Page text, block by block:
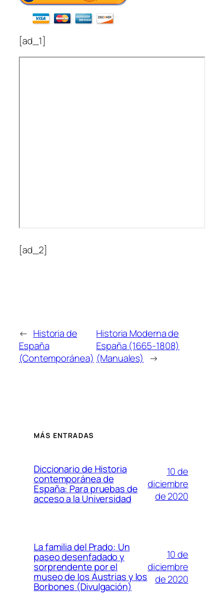
[ad_1]
[ad_2]
← Historia de
España
(Contemporánea)
Historia Moderna de
España (1665-1808)
(Manuales) →
MÁS ENTRADAS
Diccionario de Historia
contemporánea de
España: Para pruebas de
acceso a la Universidad
10 de
diciembre
de 2020
La familia del Prado: Un
paseo desenfadado y
sorprendente por el
museo de los Austrias y los
Borbones (Divulgación)
10 de
diciembre
de 2020